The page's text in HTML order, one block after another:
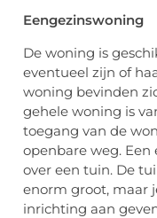
Eengezinswoning
De woning is
eventueel zijn of
woning bevinden
gehele woning is
toegang van de
openbare weg.
over een tuin. De
enorm groot, maar
inrichting aan